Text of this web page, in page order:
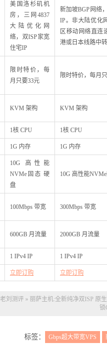
美国洛杉矶机
房，三网4837
大陆优化网
络，双ISP家宽
住宅IP
新加坡BGP网络
IP。非大陆优化
区移动网络直连
港或日本线路中转
限时特价，每
月只要33元
限时特价，每月
KVM 架构 KVM 架构
1核 CPU 1核 CPU
1G 内存 1G 内存
10G 高性能
NVMe固态 硬
盘
10G 高性能
100Mbps 带宽 300Mbps 带宽
600GB 月流量 2000GB 月流量
1 IPv4 IP 1 IPv4 IP
立即订购 立即订购
老刘测评 » 丽萨主机:全新纯净双ISP 原
锁
标签： Gbps超大带宽VPS